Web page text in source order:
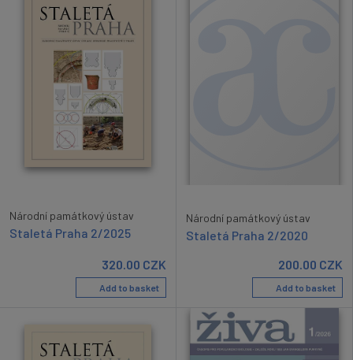
Národní památkový ústav
Staletá Praha 2/2025
320.00 CZK
Add to basket
Národní památkový ústav
Staletá Praha 2/2020
200.00 CZK
Add to basket